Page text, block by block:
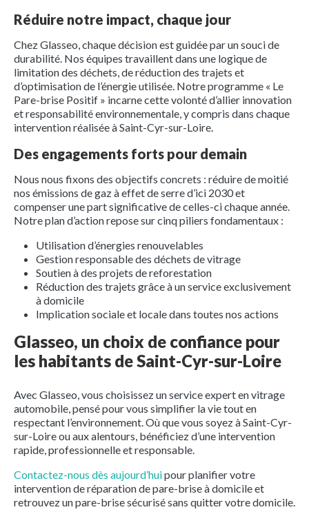
Réduire notre impact, chaque jour
Chez Glasseo, chaque décision est guidée par un souci de
durabilité. Nos équipes travaillent dans une logique de
limitation des déchets, de réduction des trajets et
d’optimisation de l’énergie utilisée. Notre programme « Le
Pare-brise Positif » incarne cette volonté d’allier innovation
et responsabilité environnementale, y compris dans chaque
intervention réalisée à Saint-Cyr-sur-Loire.
Des engagements forts pour demain
Nous nous fixons des objectifs concrets : réduire de moitié
nos émissions de gaz à effet de serre d’ici 2030 et
compenser une part significative de celles-ci chaque année.
Notre plan d’action repose sur cinq piliers fondamentaux :
Utilisation d’énergies renouvelables
Gestion responsable des déchets de vitrage
Soutien à des projets de reforestation
Réduction des trajets grâce à un service exclusivement
à domicile
Implication sociale et locale dans toutes nos actions
Glasseo, un choix de confiance pour
les habitants de Saint-Cyr-sur-Loire
Avec Glasseo, vous choisissez un service expert en vitrage
automobile, pensé pour vous simplifier la vie tout en
respectant l’environnement. Où que vous soyez à Saint-Cyr-
sur-Loire ou aux alentours, bénéficiez d’une intervention
rapide, professionnelle et responsable.
Contactez-nous dès aujourd’huipour planifier votre
intervention de réparation de pare-brise à domicile et
retrouvez un pare-brise sécurisé sans quitter votre domicile.